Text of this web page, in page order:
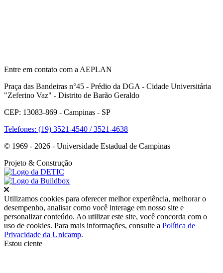
Entre em contato com a AEPLAN
Praça das Bandeiras n°45 - Prédio da DGA - Cidade Universitária
"Zeferino Vaz" - Distrito de Barão Geraldo
CEP: 13083-869 - Campinas - SP
Telefones: (19) 3521-4540 / 3521-4638
© 1969 - 2026 - Universidade Estadual de Campinas
Projeto & Construção
Fechar
Utilizamos cookies para oferecer melhor experiência, melhorar o
desempenho, analisar como você interage em nosso site e
personalizar conteúdo. Ao utilizar este site, você concorda com o
uso de cookies. Para mais informações, consulte a Política de
Privacidade da Unicamp.
Estou ciente